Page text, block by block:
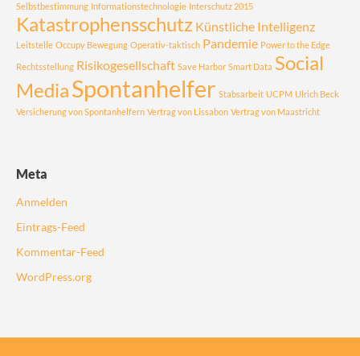
Selbstbestimmung Informationstechnologie Interschutz 2015
Katastrophensschutz Künstliche Intelligenz
Leitstelle Occupy Bewegung Operativ-taktisch Pandemie Power to the Edge
Rechtsstellung Risikogesellschaft Save Harbor Smart Data Social
MediaSpontanhelfer Stabsarbeit UCPM Ulrich Beck
Versicherung von Spontanhelfern Vertrag von Lissabon Vertrag von Maastricht
Meta
Anmelden
Eintrags-Feed
Kommentar-Feed
WordPress.org